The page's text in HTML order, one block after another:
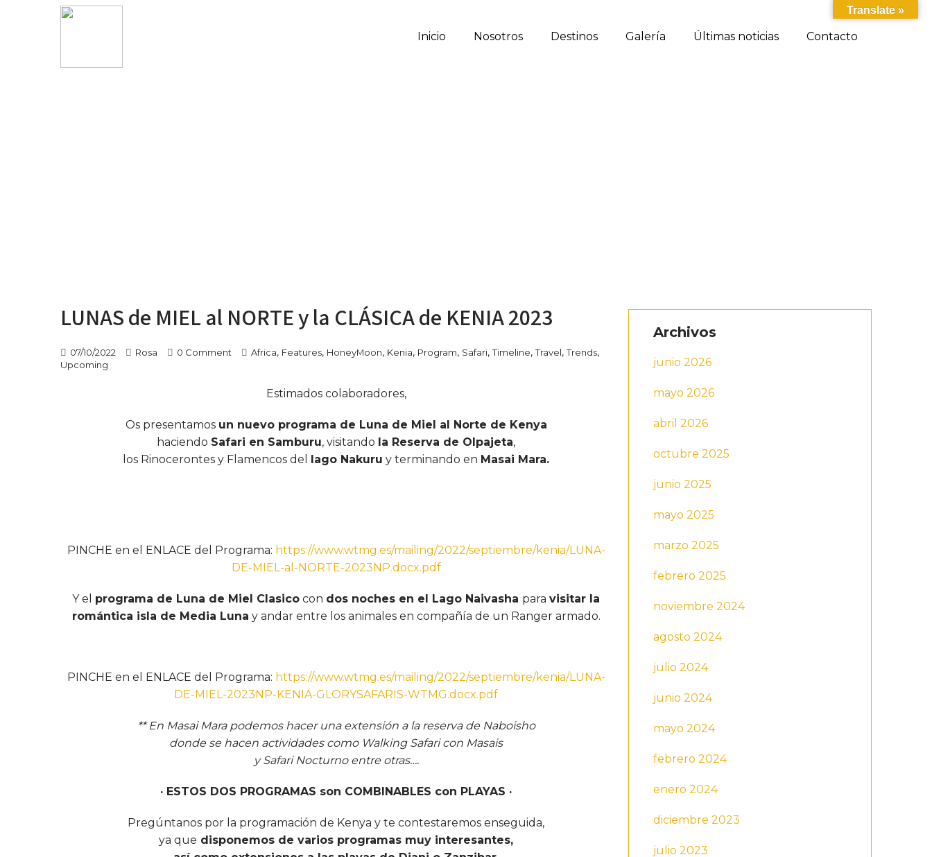
Inicio Nosotros Destinos Galería Últimas noticias Contacto
LUNAS de MIEL al NORTE y la CLÁSICA de KENIA 2023
07/10/2022 Rosa 0 Comment Africa, Features, HoneyMoon, Kenia, Program, Safari,Timeline,Travel,Trends,
Upcoming
Estimados colaboradores,
Os presentamos un nuevo programa de Luna de Miel al Norte de Kenya
haciendo Safari en Samburu, visitando la Reserva de Olpajeta,
los Rinocerontes y Flamencos del
lago Nakuru y terminando en Masai Mara.
PINCHE en el ENLACE del Programa: https://www.wtmg.es/mailing/2022/septiembre/kenia/LUNA-
DE-MIEL-al-NORTE-2023NP.docx.pdf
Y el programa de Luna de Miel Clasico con dos noches en el Lago Naivasha paravisitar la
romántica isla de Media Luna y andar entre los animales en compañía de un Ranger armado.
PINCHE en el ENLACE del Programa: https://www.wtmg.es/mailing/2022/septiembre/kenia/LUNA-
DE-MIEL-2023NP-KENIA-GLORYSAFARIS-WTMG.docx.pdf
** En Masai Mara podemos hacer una extensión a la reserva de Naboisho
donde se hacen actividades como Walking Safari con Masais
y Safari Nocturno entre otras….
· ESTOS DOS PROGRAMAS son COMBINABLES con PLAYAS ·
Pregúntanos por la programación de Kenya y te contestaremos enseguida,
ya que disponemos de varios programas muy interesantes,
Archivos
junio 2026
mayo 2026
abril 2026
octubre 2025
junio 2025
mayo 2025
marzo 2025
febrero 2025
noviembre 2024
agosto 2024
julio 2024
junio 2024
mayo 2024
febrero 2024
enero 2024
diciembre 2023
julio 2023
Translate »